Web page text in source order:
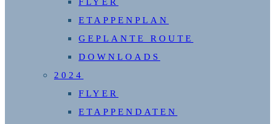
FLYER
ETAPPENPLAN
GEPLANTE ROUTE
DOWNLOADS
2024
FLYER
ETAPPENDATEN